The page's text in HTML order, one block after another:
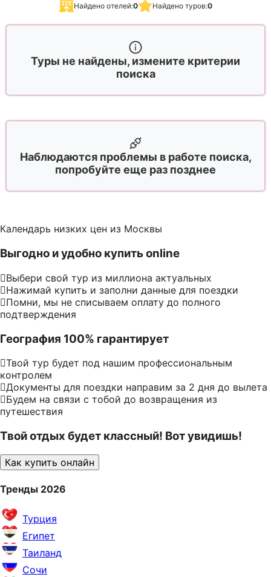
Найдено отелей:0 Найдено туров:0
Туры не найдены, измените критерии
поиска
Наблюдаются проблемы в работе поиска,
попробуйте еще раз позднее
Календарь низких цен из Москвы
Выгодно и удобно купить online
Выбери свой тур из миллиона актуальных
Нажимай купить и заполни данные для поездки
Помни, мы не списываем оплату до полного
подтверждения
География 100% гарантирует
Твой тур будет под нашим профессиональным
контролем
Документы для поездки направим за 2 дня до вылета
Будем на связи с тобой до возвращения из
путешествия
Твой отдых будет классный! Вот увидишь!
Как купить онлайн
Тренды 2026
Турция
Египет
Таиланд
Сочи